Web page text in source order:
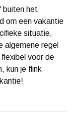
buiten het
om een vakantie
situatie,
algemene regel
voor de
kun je flink